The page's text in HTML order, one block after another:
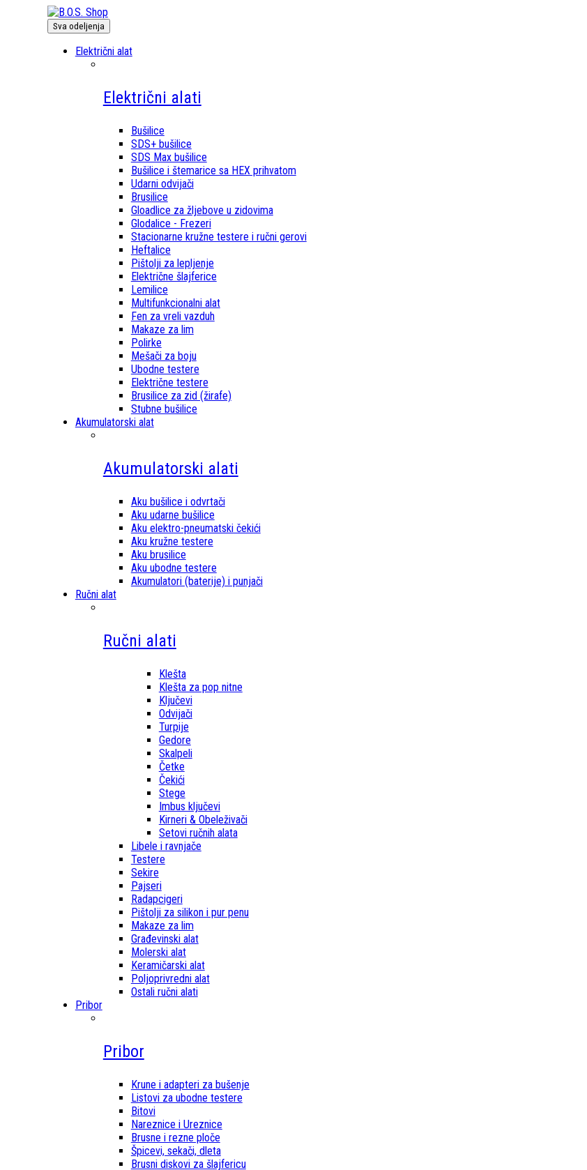
Sva odeljenja
Električni alat
Električni alati
Bušilice
SDS+ bušilice
SDS Max bušilice
Bušilice i štemarice sa HEX prihvatom
Udarni odvijači
Brusilice
Gloadlice za žljebove u zidovima
Glodalice - Frezeri
Stacionarne kružne testere i ručni gerovi
Heftalice
Pištolji za lepljenje
Električne šlajferice
Lemilice
Multifunkcionalni alat
Fen za vreli vazduh
Makaze za lim
Polirke
Mešači za boju
Ubodne testere
Električne testere
Brusilice za zid (žirafe)
Stubne bušilice
Akumulatorski alat
Akumulatorski alati
Aku bušilice i odvrtači
Aku udarne bušilice
Aku elektro-pneumatski čekići
Aku kružne testere
Aku brusilice
Aku ubodne testere
Akumulatori (baterije) i punjači
Ručni alat
Ručni alati
Klešta
Klešta za pop nitne
Ključevi
Odvijači
Turpije
Gedore
Skalpeli
Četke
Čekići
Stege
Imbus ključevi
Kirneri & Obeleživači
Setovi ručnih alata
Libele i ravnjače
Testere
Sekire
Pajseri
Radapcigeri
Pištolji za silikon i pur penu
Makaze za lim
Građevinski alat
Molerski alat
Keramičarski alat
Poljoprivredni alat
Ostali ručni alati
Pribor
Pribor
Krune i adapteri za bušenje
Listovi za ubodne testere
Bitovi
Nareznice i Ureznice
Brusne i rezne ploče
Špicevi, sekači, dleta
Brusni diskovi za šlajfericu